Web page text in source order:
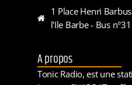
1 Place Henri
l'Ile Barbe - Bus
A propos
Tonic Radio, est une